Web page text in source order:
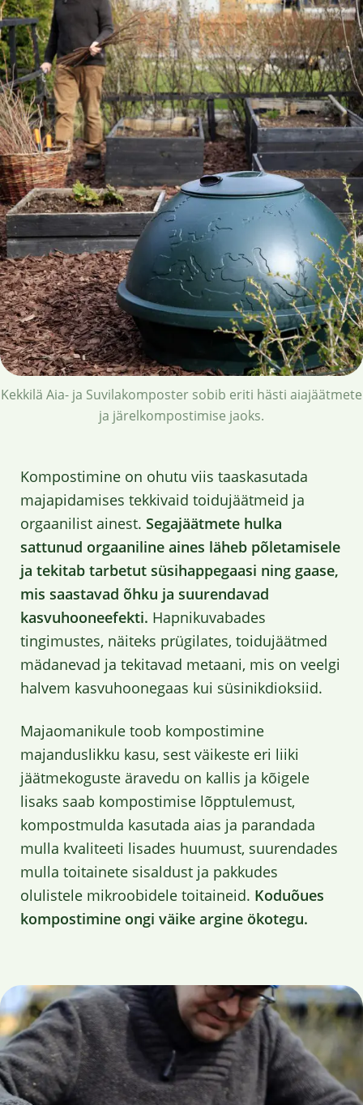
Kekkilä Aia- ja Suvilakomposter sobib eriti hästi aiajäätmete
ja järelkompostimise jaoks.
Kompostimine on ohutu viis taaskasutada
majapidamises tekkivaid toidujäätmeid ja
orgaanilist ainest. Segajäätmete hulka
sattunud orgaaniline aines läheb põletamisele
ja tekitab tarbetut süsihappegaasi ning gaase,
mis saastavad õhku ja suurendavad
kasvuhooneefekti. Hapnikuvabades
tingimustes, näiteks prügilates, toidujäätmed
mädanevad ja tekitavad metaani, mis on veelgi
halvem kasvuhoonegaas kui süsinikdioksiid.
Majaomanikule toob kompostimine
majanduslikku kasu, sest väikeste eri liiki
jäätmekoguste äravedu on kallis ja kõigele
lisaks saab kompostimise lõpptulemust,
kompostmulda kasutada aias ja parandada
mulla kvaliteeti lisades huumust, suurendades
mulla toitainete sisaldust ja pakkudes
olulistele mikroobidele toitaineid. Koduõues
kompostimine ongi väike argine ökotegu.